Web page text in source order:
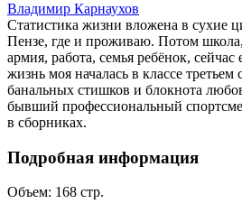
Владимир Карнаухов
Статистика жизни вложена в сухие
Пензе, где и проживаю. Потом
армия, работа, семья ребёнок, сейчас
жизнь моя началась в классе
банальных стишков и блокнота
бывший профессиональный
в сборниках.
Подробная информация
Объем: 168 стр.